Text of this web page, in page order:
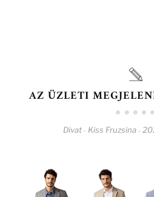
AZ ÜZLETI
Divat - Kiss Fruzsina -